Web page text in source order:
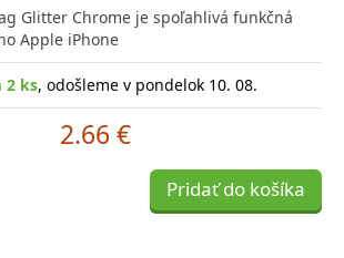
Glitter Chrome je spoľahlivá funkčná
Apple iPhone
2 ks, odošleme v pondelok 10. 08.
2.66 €
Pridať do košíka